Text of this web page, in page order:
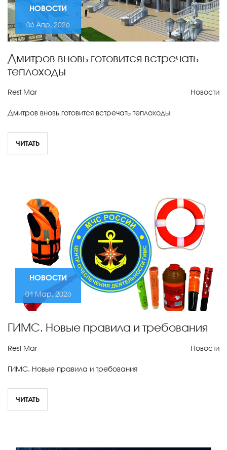
НОВОСТИ
06 Апр, 2026
Дмитров вновь готовится встречать
теплоходы
Rest Mar Новости
Дмитров вновь готовится встречать теплоходы
ЧИТАТЬ
НОВОСТИ
01 Мар, 2026
ГИМС. Новые правила и требования
Rest Mar Новости
ГИМС. Новые правила и требования
ЧИТАТЬ